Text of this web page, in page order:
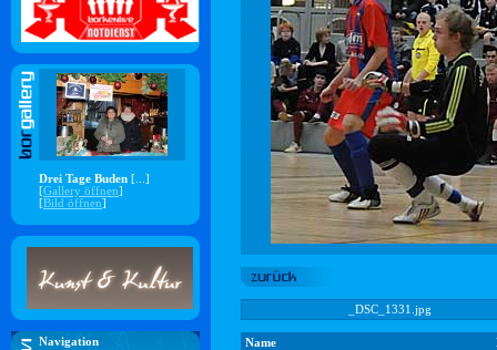
Drei Tage Buden [...]
[Gallery öffnen]
[Bild öffnen]
Navigation
_DSC_1331.jpg
Name